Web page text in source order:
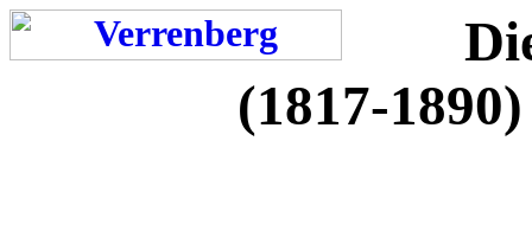
(1817-